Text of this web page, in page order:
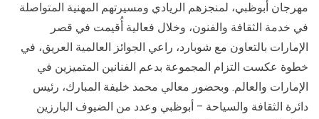
مهرجان أبوظبي، لمنجزهم الريادي ومسيرتهم المهنية المتواصلة
في خدمة الثقافة والفنون، وخلال فعالية أُقيمت في قصر
الإمارات بالتعاون مع شوبارد، راعي الجوائز العالمية العريق، في
خطوة عكست التزام المجموعة بدعم الفنانين المتميزين في
الإمارات والعالم. وبحضور معالي محمد خليفة المبارك، رئيس
دائرة الثقافة والسياحة – أبوظبي وعدد من الضيوف البارزين